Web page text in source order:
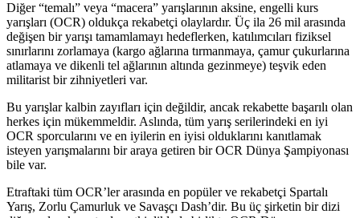
Diğer “temalı” veya “macera” yarışlarının aksine, engelli kurs
yarışları (OCR) oldukça rekabetçi olaylardır. Üç ila 26 mil arasında
değişen bir yarışı tamamlamayı hedeflerken, katılımcıları fiziksel
sınırlarını zorlamaya (kargo ağlarına tırmanmaya, çamur çukurlarına
atlamaya ve dikenli tel ağlarının altında gezinmeye) teşvik eden
militarist bir zihniyetleri var.
Bu yarışlar kalbin zayıfları için değildir, ancak rekabette başarılı olan
herkes için mükemmeldir. Aslında, tüm yarış serilerindeki en iyi
OCR sporcularını ve en iyilerin en iyisi olduklarını kanıtlamak
isteyen yarışmalarını bir araya getiren bir OCR Dünya Şampiyonası
bile var.
Etraftaki tüm OCR’ler arasında en popüler ve rekabetçi Spartalı
Yarış, Zorlu Çamurluk ve Savaşçı Dash’dir. Bu üç şirketin bir dizi